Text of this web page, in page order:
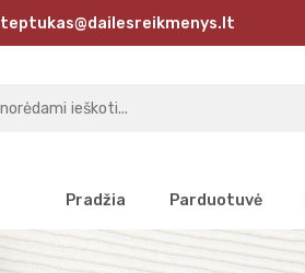
teptukas@dailesreikmenys.lt
Pradžia Parduotuvė